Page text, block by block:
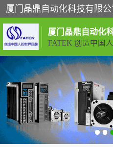
厦门晶鼎自动化
FATEK 创造中国
闽台永宏PLC
正弦变频器正弦伺服
ABB电流开关